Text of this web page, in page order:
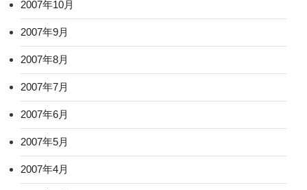
2007年10月
2007年9月
2007年8月
2007年7月
2007年6月
2007年5月
2007年4月